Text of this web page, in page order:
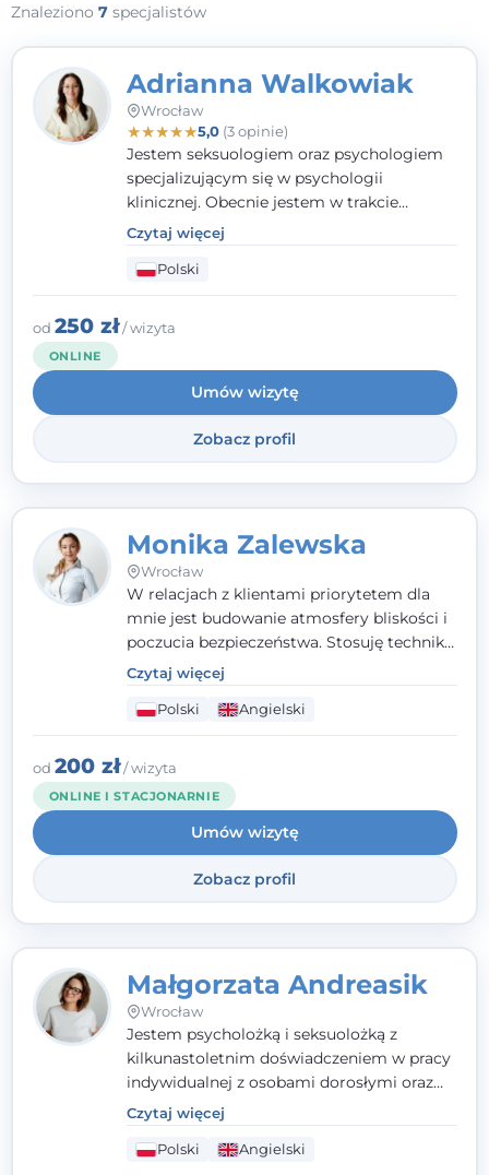
Znaleziono 7 specjalistów
Adrianna Walkowiak
Wrocław
★★★★★5,0(3 opinie)
Jestem seksuologiem oraz psychologiem
specjalizującym się w psychologii
klinicznej. Obecnie jestem w trakcie
szkolenia na psychoterapeutę
systemowego. Posiadam status członka
nadzwyczajnego Wielkopolskiego
TowarzystwaTerapii Systemowejoraz
należę do Polskiego Towarzystwa
pierwszym miejscu stawiam budowanie
atmosfery bezpieczeństwa i zrozumienia w
relacjach z Klientami. Istotna dla nie jest
również koncentracja na dostępnych
zasobach.
Czytaj więcej
Polski
od 250 zł/ wizyta
ONLINE
Umów wizytę
Zobacz profil
Monika Zalewska
Wrocław
W relacjach z klientami priorytetem dla
mnie jest budowanie atmosfery bliskości i
poczucia bezpieczeństwa. Stosuję techniki
poznawczo-behawioralne oraz metody,
które koncentrują się na rozwiązaniach
(TSR). Te polegają na osiąganiu
zamierzonych celów (doprowadzeniu do
rozwiązania trudnych sytuacji) poprzez
identyfikowanie i wzmacnianie zasobów
oraz mocnych stron klienta. W swojej
pracy korzystam także z metod dialogu
motywacyjnego itreningu uważności.
Czytaj więcej
Polski Angielski
od 200 zł/ wizyta
ONLINE I STACJONARNIE
Umów wizytę
Zobacz profil
Małgorzata Andreasik
Wrocław
Jestem psycholożką i seksuolożką z
kilkunastoletnim doświadczeniem w pracy
indywidualnej z osobami dorosłymi oraz
parami. Specjalizuję się w obszarze zdrowia
seksualnego, żałoby, kryzysów życiowych i
wypalenia zawodowego. Pracuję w języku
Czytaj więcej
Polski Angielski